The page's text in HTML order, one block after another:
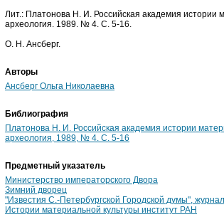
Лит.: Платонова Н. И. Российская академия истории
археология. 1989. № 4. С. 5-16.
О. Н. Ансберг.
Авторы
Ансберг Ольга Николаевна
Библиография
Платонова Н. И. Российская академия истории
археология, 1989, № 4. С. 5-16
Предметный указатель
Министерство императорского Двора
Зимний дворец
"Известия С.-Петербургской Городской думы", журнал
Истории материальной культуры институт РАН